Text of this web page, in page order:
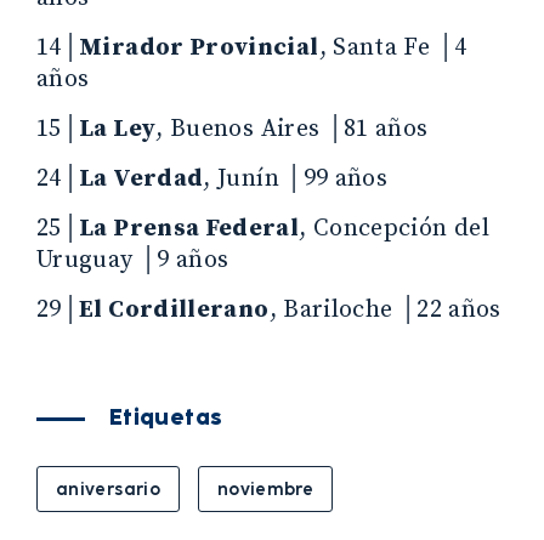
14│ Mirador Provincial, Santa Fe │4
años
15│ La Ley, Buenos Aires │81 años
24│ La Verdad, Junín │99 años
25│ La Prensa Federal, Concepción del
Uruguay │9 años
29│El Cordillerano, Bariloche │22 años
Etiquetas
aniversario noviembre